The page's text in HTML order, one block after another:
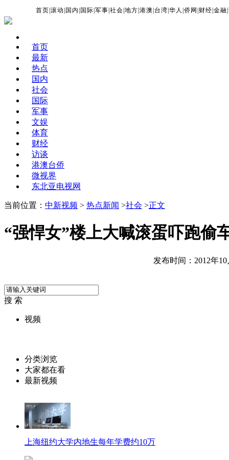
首页 |滚动 国内 国际 |军事 |社会 |地方 |港澳 台湾 |华人 |侨网 财经 |金融 |
首页
最新
热点
国内
社会
国际
军事
文娱
体育
财经
访谈
港澳台侨
微视界
东北亚电视网
当前位置： 中新视频 > 热点新闻 >社会 >正文
“强悍女”楼上大喊滚蛋吓跑偷
发布时间：2012年10
搜 索
视频
分类浏览
大家都在看
最新视频
上海纽约大学内地生每年学费约10万